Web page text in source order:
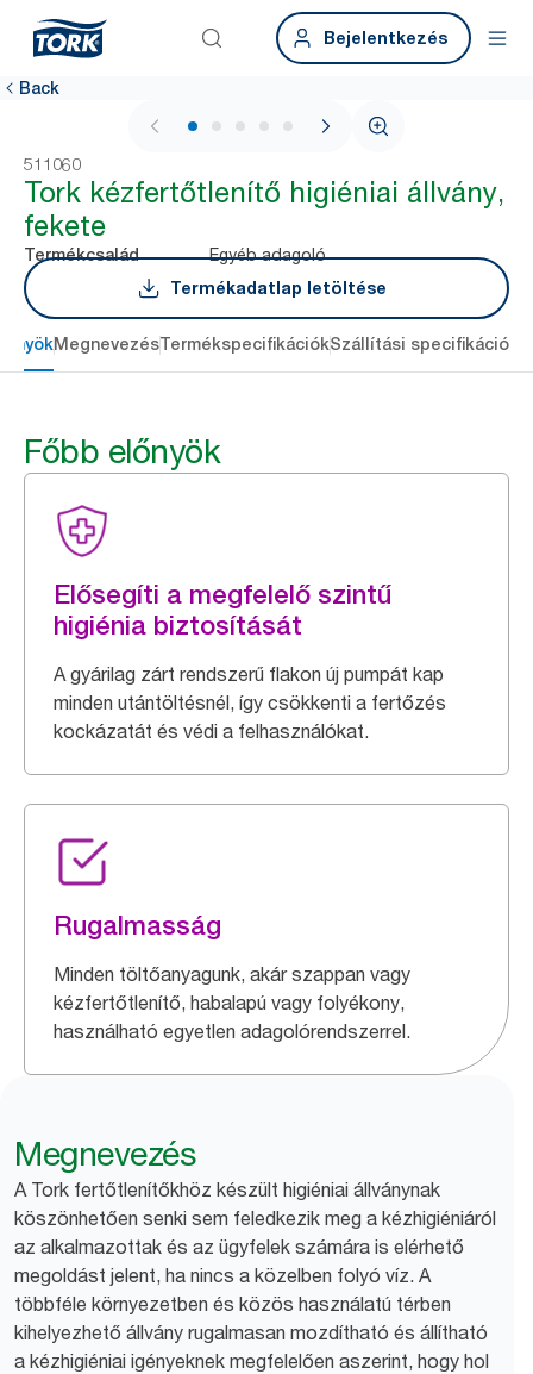
Bejelentkezés
Back
1 / 6
511060
Tork kézfertőtlenítő higiéniai állvány,
fekete
Termékcsalád
Egyéb adagoló
Termékadatlap letöltése
MegnevezésTermékspecifikációkSzállítási specifikációk
Főbb előnyök
Elősegíti a megfelelő szintű
higiénia biztosítását
A gyárilag zárt rendszerű flakon új pumpát kap
minden utántöltésnél, így csökkenti a fertőzés
kockázatát és védi a felhasználókat.
Rugalmasság
Minden töltőanyagunk, akár szappan vagy
kézfertőtlenítő, habalapú vagy folyékony,
használható egyetlen adagolórendszerrel.
Megnevezés
A Tork fertőtlenítőkhöz készült higiéniai állványnak
köszönhetően senki sem feledkezik meg a kézhigiéniáról
az alkalmazottak és az ügyfelek számára is elérhető
megoldást jelent, ha nincs a közelben folyó víz. A
többféle környezetben és közös használatú térben
kihelyezhető állvány rugalmasan mozdítható és állítható
a kézhigiéniai igényeknek megfelelően aszerint, hogy hol